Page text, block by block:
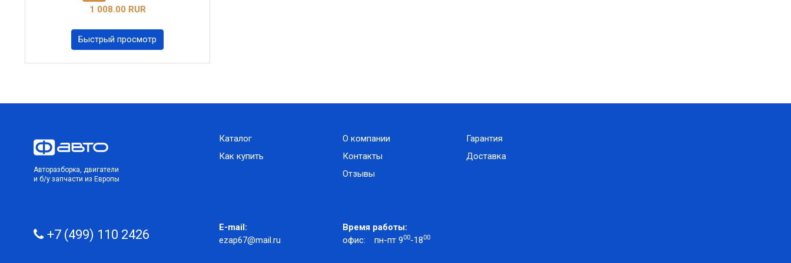
1 008.00 RUR
Быстрый просмотр
Авторазборка, двигатели
и б/у запчасти из Европы
Каталог
Как купить
О компании
Контакты
Отзывы
Гарантия
Доставка
+7 (499) 110 2426
E-mail:
ezap67@mail.ru
Время работы:
офис:
пн-пт 900-1800